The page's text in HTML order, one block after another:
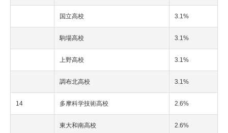
国立高校 3.1%
駒場高校 3.1%
上野高校 3.1%
調布北高校 3.1%
14 多摩科学技術高校 2.6%
東大和南高校 2.6%